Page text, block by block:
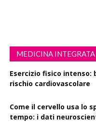
MEDICINA INTEGRATA
Esercizio fisico intenso:
rischio cardiovascolare
Come il cervello usa lo
tempo: i dati